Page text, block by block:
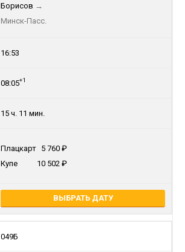
Борисов →
Минск-Пасс.
16:53
08:05+1
15 ч. 11 мин.
Плацкарт 5 760
Купе
10 502
ВЫБРАТЬ ДАТУ
049Б